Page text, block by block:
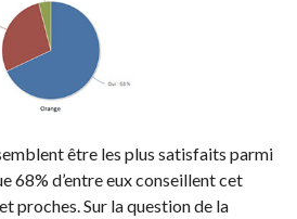
être les plus satisfaits parmi
68% d’entre eux conseillent cet
proches. Sur la question de la